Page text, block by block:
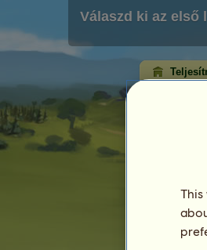
Válaszd ki az első
érték el
Legutóbbi
Angol